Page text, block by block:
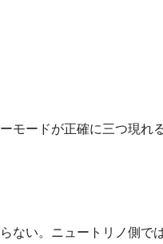
モードが正確に三つ現れ
ない。ニュートリノ側で